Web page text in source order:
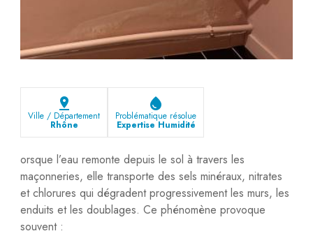
pin_drop
Ville / Département
Rhône
water_drop
Problématique résolue
Expertise Humidité
orsque l’eau remonte depuis le sol à travers les
maçonneries, elle transporte des sels minéraux, nitrates
et chlorures qui dégradent progressivement les murs, les
enduits et les doublages. Ce phénomène provoque
souvent :